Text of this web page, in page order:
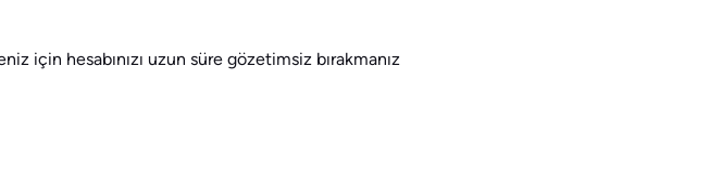
için hesabınızı uzun süre gözetimsiz bırakmanız